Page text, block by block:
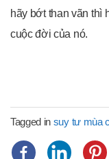
hãy bớt than vãn thì
cuộc đời của nó.
Tagged in suy tư mùa